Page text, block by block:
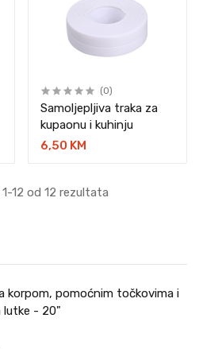
korpom, pomoćnim točkovima i
lutke - 20"
(0)
Samoljepljiva traka za
kupaonu i kuhinju
6,50 KM
12 od 12 rezultata